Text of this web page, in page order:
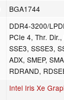
BGA1744
DDR4-3200/
PCIe 4, Thr.
SSE3, SSSE3,
ADX, SMEP,
RDRAND,
Intel Iris Xe